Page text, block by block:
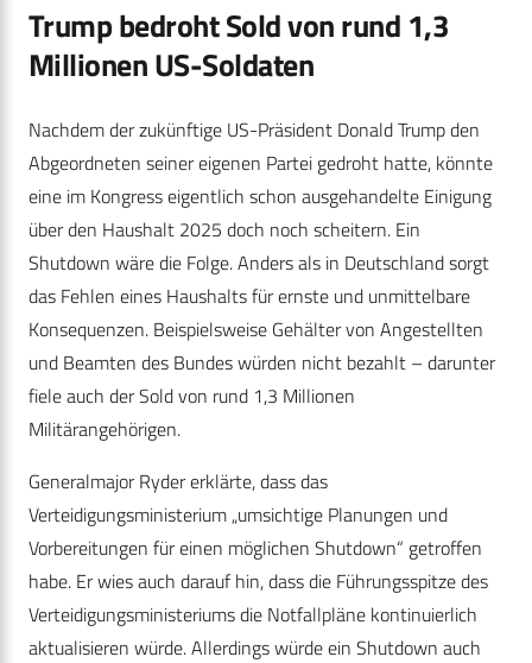
Trump bedroht Sold von rund 1,3
Millionen US-Soldaten
Nachdem der zukünftige US-Präsident Donald Trump den
Abgeordneten seiner eigenen Partei gedroht hatte, könnte
eine im Kongress eigentlich schon ausgehandelte Einigung
über den Haushalt 2025 doch noch scheitern. Ein
Shutdown wäre die Folge. Anders als in Deutschland sorgt
das Fehlen eines Haushalts für ernste und unmittelbare
Konsequenzen. Beispielsweise Gehälter von Angestellten
und Beamten des Bundes würden nicht bezahlt – darunter
fiele auch der Sold von rund 1,3 Millionen
Militärangehörigen.
Generalmajor Ryder erklärte, dass das
Verteidigungsministerium „umsichtige Planungen und
Vorbereitungen für einen möglichen Shutdown“ getroffen
habe. Er wies auch darauf hin, dass die Führungsspitze des
Verteidigungsministeriums die Notfallpläne kontinuierlich
aktualisieren würde. Allerdings würde ein Shutdown auch